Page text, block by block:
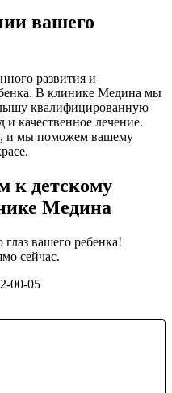
вашего
развития и
В клинике Медина мы
квалифицированную
качественное лечение.
и мы поможем вашему
к детскому
Медина
вашего ребенка!
сейчас.
00-05